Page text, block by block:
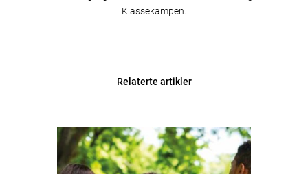
Klassekampen.
Relaterte artikler